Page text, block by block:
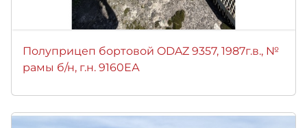
Полуприцеп бортовой ODAZ 9357, 1987г.в., №
рамы б/н, г.н. 9160ЕА